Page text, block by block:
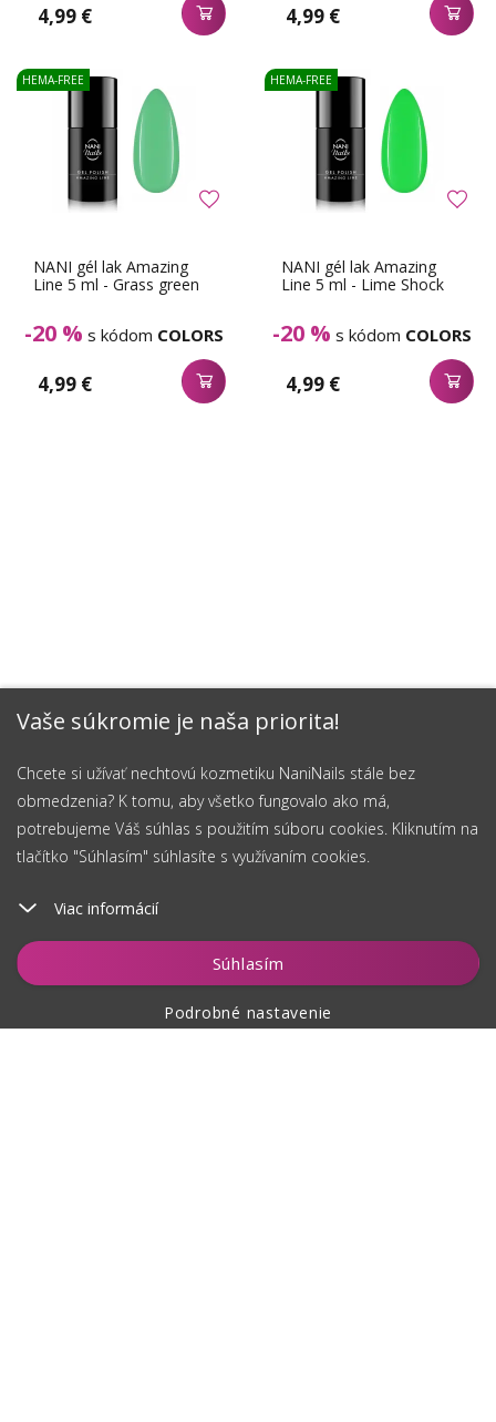
Vaše súkromie je naša priorita!
Chcete si užívať nechtovú kozmetiku NaniNails stále bez
obmedzenia? K tomu, aby všetko fungovalo ako má,
potrebujeme Váš súhlas s použitím súboru cookies. Kliknutím na
tlačítko "Súhlasím" súhlasíte s využívaním cookies.
Viac informácií
Súhlasím
Podrobné nastavenie
4,99 € 4,99 €
NANI gél lak Amazing
Line 5 ml - Grass green
-20 % s kódom COLORS
4,99 €
HEMA-FREE
NANI gél lak Amazing
Line 5 ml - Lime Shock
-20 % s kódom COLORS
4,99 €
HEMA-FREE